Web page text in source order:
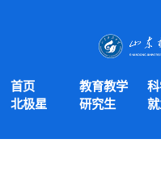
首页 教育教学
北极星
研究生